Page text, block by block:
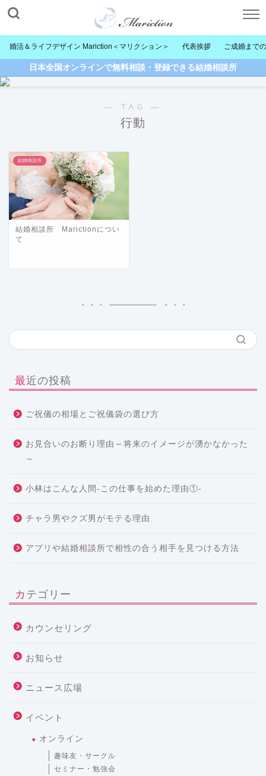
婚活＆ライフデザイン Mariction＜マリクション＞ 代表挨拶 ご成婚まで
日本全国オンラインで無料相談・登録できる結婚相談所
― TAG ―
行動
結婚相談所
結婚相談所 Marictionについ
て
最近の投稿
ご祝儀の相場とご祝儀袋の選び方
お見合いのお断り理由～将来のイメージが湧かなかった
～
小林はこんな人間-この仕事を始めた理由①-
チャラ男やクズ男がモテる理由
アプリや結婚相談所で相性の合う相手を見つける方法
カテゴリー
カウンセリング
お知らせ
ニュース広場
イベント
オンライン
趣味友・サークル
セミナー・勉強会